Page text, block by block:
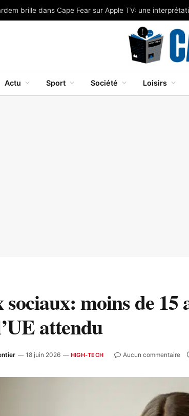
Actu Sport Société Loisirs
sociaux: moins de 15
attendu
18 juin 2026 HIGH-TECH Aucun commentaire